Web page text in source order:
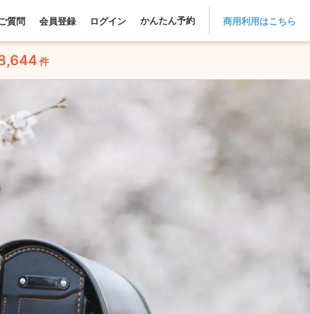
質問 会員登録 ログイン かんたん予約 商用利用はこちら
件